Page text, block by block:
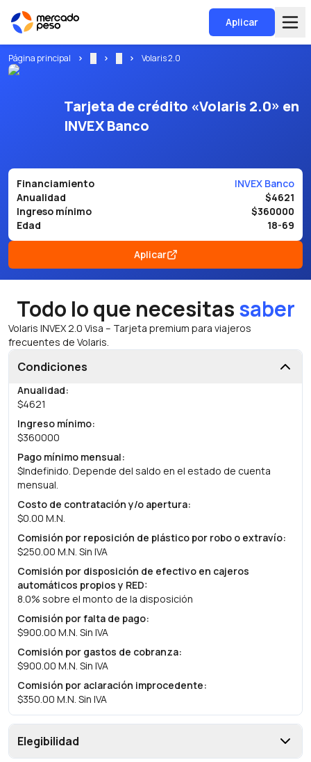
Aplicar
Página principal Volaris 2.0
Tarjeta de crédito «Volaris 2.0» en
INVEX Banco
Financiamiento
INVEX Banco
Anualidad
$4621
Ingreso mínimo
$360000
Edad
18-69
Aplicar
Todo lo que necesitassaber
Volaris INVEX 2.0 Visa – Tarjeta premium para viajeros
frecuentes de Volaris.
Condiciones
Anualidad:
$4621
Ingreso mínimo:
$360000
Pago mínimo mensual:
$Indefinido. Depende del saldo en el estado de cuenta
mensual.
Costo de contratación y/o apertura:
$0.00 M.N.
Comisión por reposición de plástico por robo o extravío:
$250.00 M.N. Sin IVA
Comisión por disposición de efectivo en cajeros
automáticos propios y RED:
8.0% sobre el monto de la disposición
Comisión por falta de pago:
$900.00 M.N. Sin IVA
Comisión por gastos de cobranza:
$900.00 M.N. Sin IVA
Comisión por aclaración improcedente:
$350.00 M.N. Sin IVA
Elegibilidad